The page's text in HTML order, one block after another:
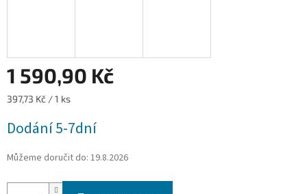
1 590,90 Kč
Měrná
397,73 Kč / 1 ks
Dodání 5-7dní
Můžeme doručit do: 19.8.2026